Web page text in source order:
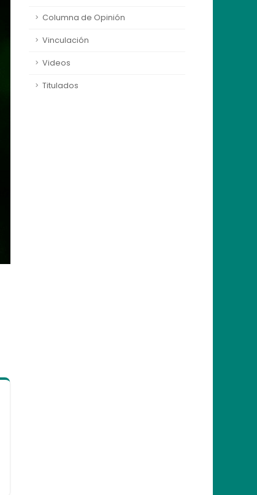
Columna de Opinión
Vinculación
Videos
Titulados